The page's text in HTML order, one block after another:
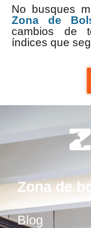
No busques
Zona de
cambios de
índices que
Zona de
Blog